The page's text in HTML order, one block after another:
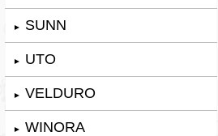
► SUNN
► UTO
► VELDURO
► WINORA